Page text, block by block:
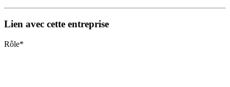
Lien avec cette entreprise
Rôle*